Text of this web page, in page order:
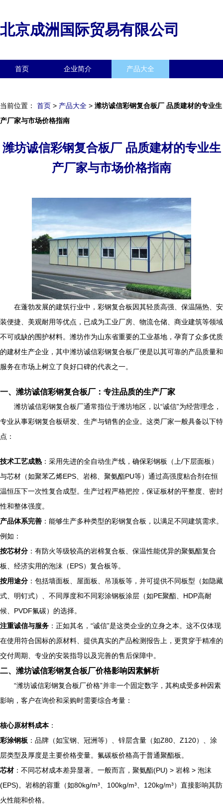
北京成洲国际贸易有限公司
首页 企业简介 产品大全
当前位置： 首页 > 产品大全 > 潍坊诚信彩钢复合板厂 品质建材的专业生
产厂家与市场价格指南
潍坊诚信彩钢复合板厂 品质建材的专业生
产厂家与市场价格指南
在蓬勃发展的建筑行业中，彩钢复合板因其轻质高强、保温隔热、安
装便捷、美观耐用等优点，已成为工业厂房、物流仓储、商业建筑等领域
不可或缺的围护材料。潍坊作为山东省重要的工业基地，孕育了众多优质
的建材生产企业，其中潍坊诚信彩钢复合板厂便是以其可靠的产品质量和
服务在市场上树立了良好口碑的代表之一。
一、潍坊诚信彩钢复合板厂：专注品质的生产厂家
潍坊诚信彩钢复合板厂通常指位于潍坊地区，以“诚信”为经营理念，
专业从事彩钢复合板研发、生产与销售的企业。这类厂家一般具备以下特
点：
技术工艺成熟 ：采用先进的全自动生产线，确保彩钢板（上/下层面板）
与芯材（如聚苯乙烯EPS、岩棉、聚氨酯PU等）通过高强度粘合剂在恒
温恒压下一次性复合成型。生产过程严格把控，保证板材的平整度、密封
性和整体强度。
产品体系完善 ：能够生产多种类型的彩钢复合板，以满足不同建筑需求。
例如：
按芯材分 ：有防火等级较高的岩棉复合板、保温性能优异的聚氨酯复合
板、经济实用的泡沫（EPS）复合板等。
按用途分 ：包括墙面板、屋面板、吊顶板等，并可提供不同板型（如隐藏
式、明钉式）、不同厚度和不同彩涂钢板涂层（如PE聚酯、HDP高耐
候、PVDF氟碳）的选择。
注重诚信与服务 ：正如其名，“诚信”是这类企业的立身之本。这不仅体现
在使用符合国标的原材料、提供真实的产品检测报告上，更贯穿于精准的
交付周期、专业的安装指导以及完善的售后保障中。
二、潍坊诚信彩钢复合板厂价格影响因素解析
“潍坊诚信彩钢复合板厂价格”并非一个固定数字，其构成受多种因素
影响，客户在询价和采购时需要综合考量：
核心原材料成本：
彩涂钢板 ：品牌（如宝钢、冠洲等）、锌层含量（如Z80、Z120）、涂
层类型及厚度是主要价格变量。氟碳板价格高于普通聚酯板。
芯材：不同芯材成本差异显著。一般而言，聚氨酯(PU) > 岩棉 > 泡沫
(EPS)。岩棉的容重（如80kg/m³、100kg/m³、120kg/m³）直接影响其防
火性能和价格。